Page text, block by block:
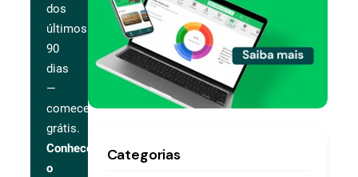
dos
últimos
90
dias
—
comece
grátis.
Conhecer
o
Categorias